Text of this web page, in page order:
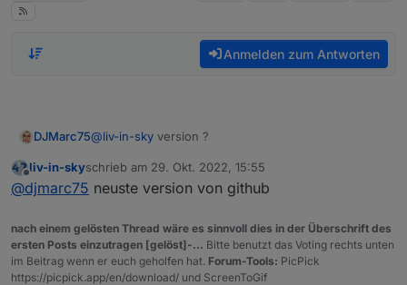
Anmelden zum Antworten
DJMarc75@liv-in-sky version ?
Offline
liv-in-skyschrieb am 29. Okt. 2022, 15:55
zuletzt editiert von
@djmarc75 neuste version von github
nach einem gelösten Thread wäre es sinnvoll dies in der Überschrift des
ersten Posts einzutragen [gelöst]-... Bitte benutzt das Voting rechts unten
im Beitrag wenn er euch geholfen hat. Forum-Tools: PicPick
https://picpick.app/en/download/ und ScreenToGif